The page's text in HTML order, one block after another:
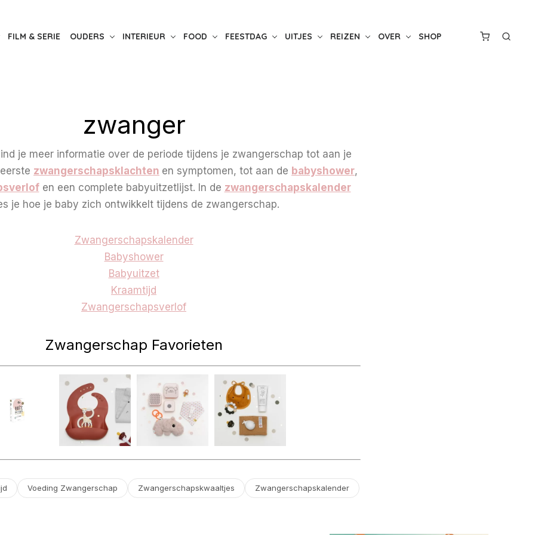
FILM & SERIE OUDERS INTERIEUR FOOD FEESTDAG UITJES REIZEN OVER SHOP
zwanger
je meer informatie over de periode tijdens je zwangerschap tot aan je
zwangerschapsklachten en symptomen, tot aan de babyshower,
en een complete babyuitzetlijst. In de zwangerschapskalender
je hoe je baby zich ontwikkelt tijdens de zwangerschap.
Zwangerschapskalender
Babyshower
Babyuitzet
Kraamtijd
Zwangerschapsverlof
Zwangerschap Favorieten
Voeding Zwangerschap Zwangerschaps­kwaaltjes Zwangerschapskalender